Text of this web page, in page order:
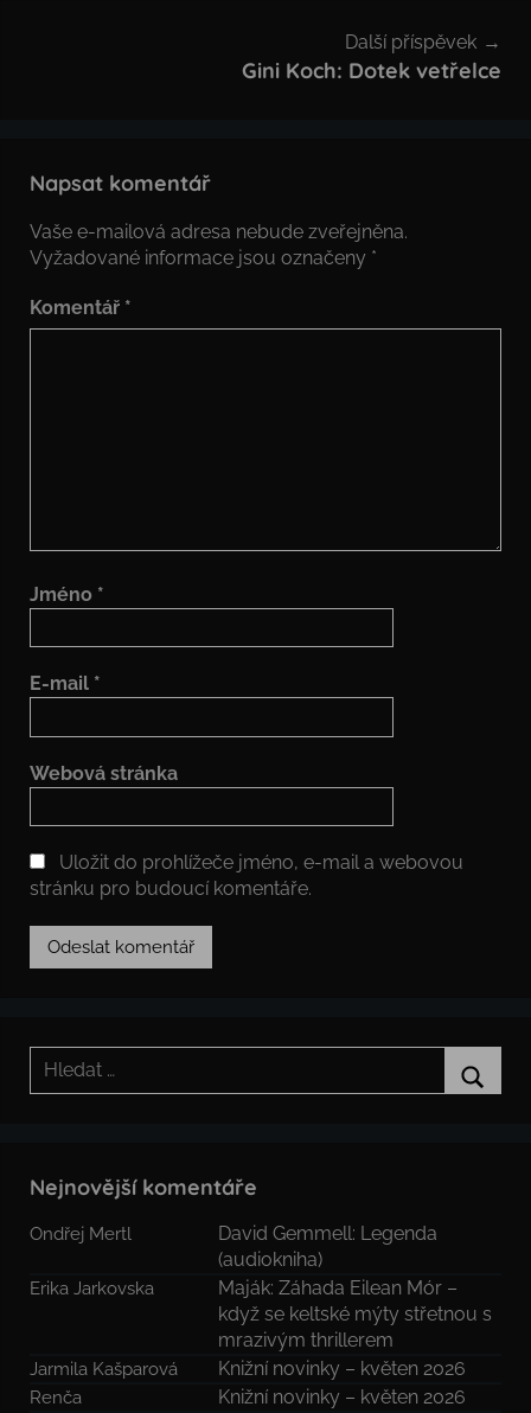
Další příspěvek
Gini Koch: Dotek vetřelce
Napsat komentář
Vaše e-mailová adresa nebude zveřejněna.
Vyžadované informace jsou označeny *
Komentář *
Jméno *
E-mail *
Webová stránka
Uložit do prohlížeče jméno, e-mail a webovou
stránku pro budoucí komentáře.
Hledat:
Nejnovější komentáře
Ondřej Mertl
David Gemmell: Legenda
(audiokniha)
Erika Jarkovska
Maják: Záhada Eilean Mór –
když se keltské mýty střetnou s
mrazivým thrillerem
Jarmila Kašparová Knižní novinky – květen 2026
Renča Knižní novinky – květen 2026